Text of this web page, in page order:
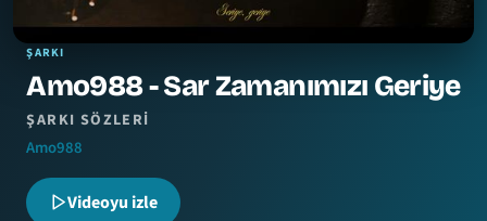
ŞARKI
Amo988 - Sar Zamanımızı Geriye
ŞARKI SÖZLERI
Amo988
Videoyu izle